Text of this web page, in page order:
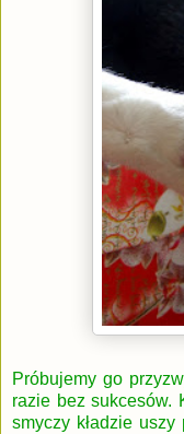
Próbujemy go
razie bez sukcesów.
smyczy kładzie